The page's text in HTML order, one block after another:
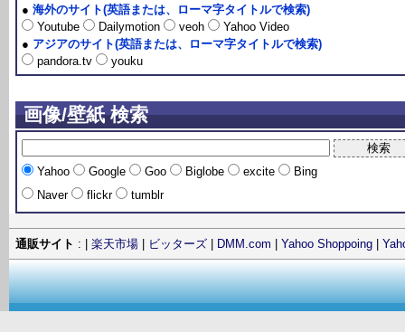
● 海外のサイト(英語または、ローマ字タイトルで検索)
Youtube
Dailymotion veoh
Yahoo Video
● アジアのサイト(英語または、ローマ字タイトルで検索)
pandora.tv
youku
画像/壁紙 検索
Yahoo Google Goo Biglobe excite
Bing
Naver
flickr tumblr
通販サイト : | 楽天市場 ビッターズ DMM.com Yahoo Shoppoing